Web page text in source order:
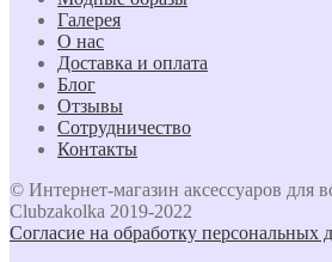
Галерея
О нас
Доставка и оплата
Блог
Отзывы
Сотрудничество
Контакты
© Интернет-магазин аксессуаров для
Clubzakolka 2019-2022
Согласие на обработку персональных